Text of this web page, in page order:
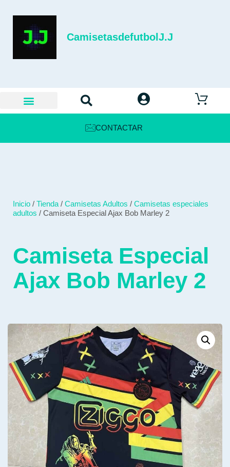
CamisetasdefutbolJ.J
CONTACTAR
Inicio / Tienda / Camisetas Adultos / Camisetas especiales
adultos / Camiseta Especial Ajax Bob Marley 2
Camiseta Especial
Ajax Bob Marley 2